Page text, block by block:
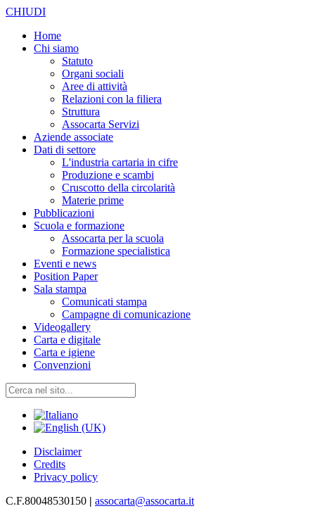
CHIUDI
Home
Chi siamo
Statuto
Organi sociali
Aree di attività
Relazioni con la filiera
Struttura
Assocarta Servizi
Aziende associate
Dati di settore
L'industria cartaria in cifre
Produzione e scambi
Cruscotto della circolarità
Materie prime
Pubblicazioni
Scuola e formazione
Assocarta per la scuola
Formazione specialistica
Eventi e news
Position Paper
Sala stampa
Comunicati stampa
Campagne di comunicazione
Videogallery
Carta e digitale
Carta e igiene
Convenzioni
Disclaimer
Credits
Privacy policy
C.F.80048530150 | assocarta@assocarta.it